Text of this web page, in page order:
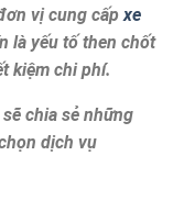
vị cung cấpxe
là yếu tố then chốt
kiệm chi phí.
chia sẻ những
dịch vụ